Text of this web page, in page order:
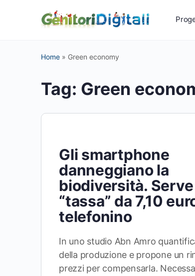
Home » Green economy
Tag: Green
Gli smartphone
danneggiano la
biodiversità.
“tassa” da 7,10
telefonino
In uno studio Abn Amro
della produzione e propone un
prezzi per compensarla.